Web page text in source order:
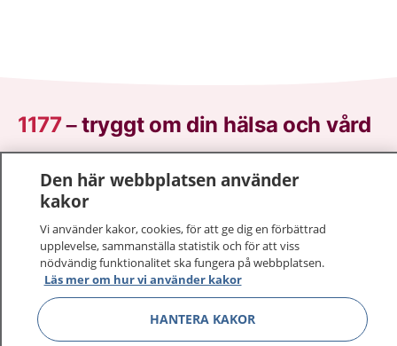
1177–tryggt om din hälsa och vård
sjukdomar och vilka mottagningar du kan kontakta.
Logga in för att läsa din journal och göra dina
vårdärenden. Ring telefonnummer 1177 för
sjukvårdsrådgivning dygnet runt.
1177 ger dig råd när du vill må bättre.
Den här webbplatsen använder
kakor
Vi använder kakor, cookies, för att ge dig en förbättrad
upplevelse, sammanställa statistik och för att viss
nödvändig funktionalitet ska fungera på webbplatsen.
Läs mer om hur vi använder kakor
HANTERA KAKOR